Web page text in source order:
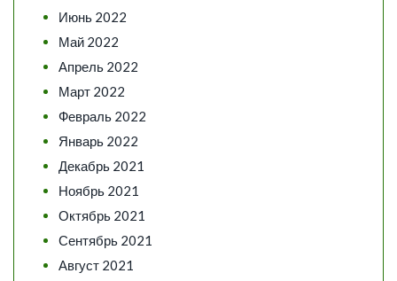
Июнь 2022
Май 2022
Апрель 2022
Март 2022
Февраль 2022
Январь 2022
Декабрь 2021
Ноябрь 2021
Октябрь 2021
Сентябрь 2021
Август 2021